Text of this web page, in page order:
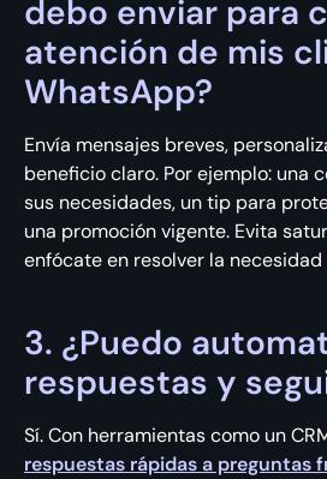
debo enviar para
atención de mis
WhatsApp?
Envía mensajes breves,
beneficio claro. Por ejemplo: una
sus necesidades, un tip para
una promoción vigente. Evita
enfócate en resolver la
3. ¿Puedo
respuestas y
Sí. Con herramientas como un
respuestas rápidas a preguntas